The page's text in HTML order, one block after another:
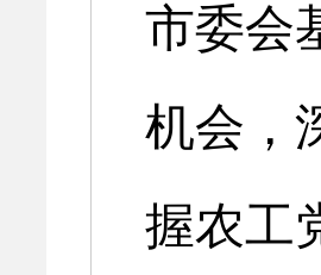
市委会
机会，
握农工